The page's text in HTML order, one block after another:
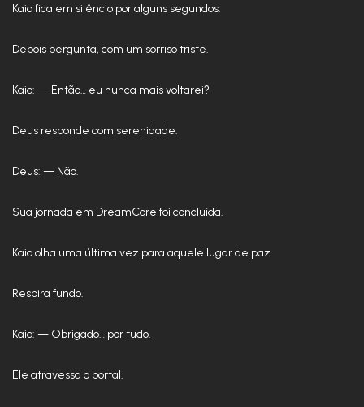
Kaio fica em silêncio por alguns segundos.
Depois pergunta, com um sorriso triste.
Kaio: — Então… eu nunca mais voltarei?
Deus responde com serenidade.
Deus: — Não.
Sua jornada em DreamCore foi concluída.
Kaio olha uma última vez para aquele lugar de paz.
Respira fundo.
Kaio: — Obrigado… por tudo.
Ele atravessa o portal.